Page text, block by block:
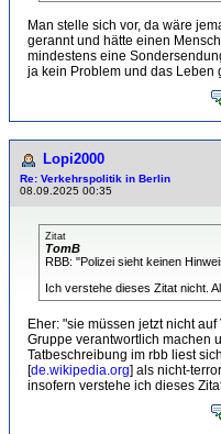
Man stelle sich vor, da wäre
gerannt und hätte einen
mindestens eine
ja kein Problem und das Leben
Lopi2000
Re: Verkehrspolitik in Berlin
08.09.2025 00:35
Zitat
TomB
RBB: "Polizei sieht keinen
Ich verstehe dieses Zitat nicht.
Eher: "sie müssen jetzt nicht
Gruppe verantwortlich machen
Tatbeschreibung im rbb liest
[de.wikipedia.org] als nicht-
insofern verstehe ich dieses